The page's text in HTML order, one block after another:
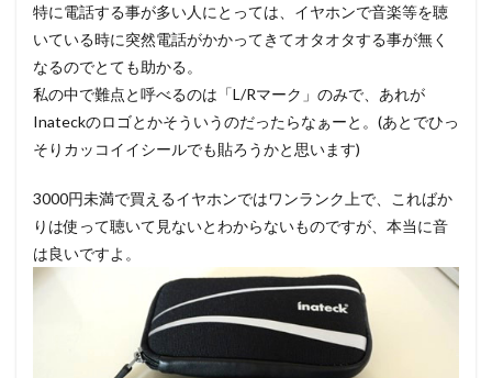
特に電話する事が多い人にとっては、イヤホンで音楽等を聴
いている時に突然電話がかかってきてオタオタする事が無く
なるのでとても助かる。
私の中で難点と呼べるのは「L/Rマーク」のみで、あれが
Inateckのロゴとかそういうのだったらなぁーと。(あとでひっ
そりカッコイイシールでも貼ろうかと思います)
3000円未満で買えるイヤホンではワンランク上で、こればか
りは使って聴いて見ないとわからないものですが、本当に音
は良いですよ。